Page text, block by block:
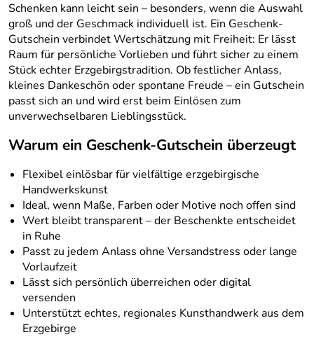
Schenken kann leicht sein – besonders, wenn die Auswahl
groß und der Geschmack individuell ist. Ein Geschenk-
Gutschein verbindet Wertschätzung mit Freiheit: Er lässt
Raum für persönliche Vorlieben und führt sicher zu einem
Stück echter Erzgebirgstradition. Ob festlicher Anlass,
kleines Dankeschön oder spontane Freude – ein Gutschein
passt sich an und wird erst beim Einlösen zum
unverwechselbaren Lieblingsstück.
Warum ein Geschenk-Gutschein überzeugt
Flexibel einlösbar für vielfältige erzgebirgische
Handwerkskunst
Ideal, wenn Maße, Farben oder Motive noch offen sind
Wert bleibt transparent – der Beschenkte entscheidet
in Ruhe
Passt zu jedem Anlass ohne Versandstress oder lange
Vorlaufzeit
Lässt sich persönlich überreichen oder digital
versenden
Unterstützt echtes, regionales Kunsthandwerk aus dem
Erzgebirge